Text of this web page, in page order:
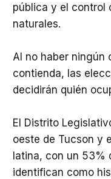
pública y el control
naturales.
Al no haber ningún
contienda, las
decidirán quién
El Distrito
oeste de Tucson y
latina, con un 53%
identifican como